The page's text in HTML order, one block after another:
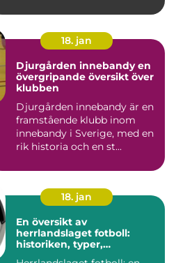
18. jan
Djurgården innebandy en
övergripande översikt över
klubben
Djurgården innebandy är en
framstående klubb inom
innebandy i Sverige, med en
rik historia och en st...
18. jan
En översikt av
herrlandslaget fotboll:
historiken, typer,